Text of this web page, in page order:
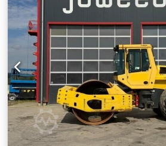
financieringsaanbieding doen; de
graag verder. Meer informatie vindt
Fouten en tussentijdse verkoop
mogelijk. Djdpfjzpdhzsx Ahvjwa =
contact op met Tobias Ebert voor